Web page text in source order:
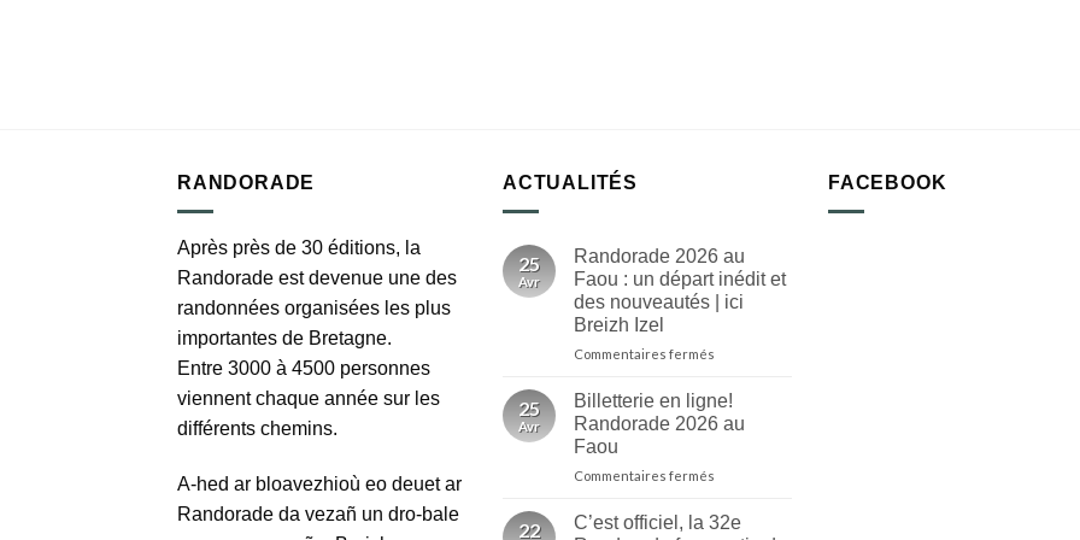
RANDORADE
Après près de 30 éditions, la
Randorade est devenue une des
randonnées organisées les plus
importantes de Bretagne.
Entre 3000 à 4500 personnes
viennent chaque année sur les
différents chemins.
A-hed ar bloavezhioù eo deuet ar
Randorade da vezañ un dro-bale
ACTUALITÉS
25
Avr
Randorade 2026 au
Faou : un départ inédit et
des nouveautés | ici
Breizh Izel
Commentaires fermés
2026
au
Faou
inédit
25
Avr
Billetterie en ligne!
Randorade 2026 au
Faou
Commentaires fermés
en
ligne!
22
C’est officiel, la 32e
FACEBOOK